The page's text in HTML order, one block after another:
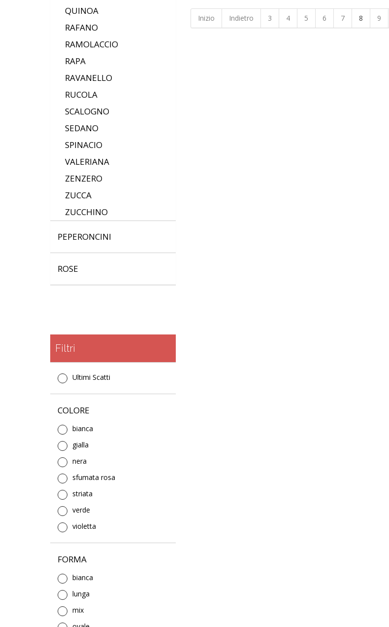
QUINOA
RAFANO
RAMOLACCIO
RAPA
RAVANELLO
RUCOLA
SCALOGNO
SEDANO
SPINACIO
VALERIANA
ZENZERO
ZUCCA
ZUCCHINO
PEPERONCINI
ROSE
Filtri
Ultimi Scatti
COLORE
bianca
gialla
nera
sfumata rosa
striata
verde
violetta
FORMA
bianca
lunga
mix
Inizio Indietro 3 4 5 6 7 8 9